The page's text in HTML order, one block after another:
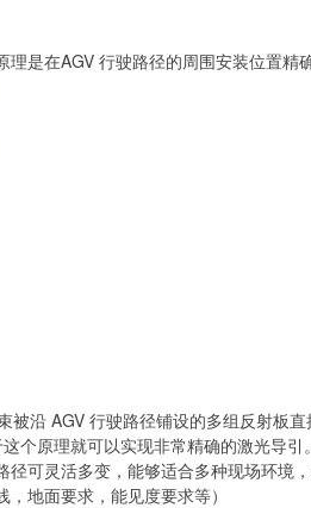
是在AGV 行驶路径的周围安装位置精
沿 AGV 行驶路径铺设的多组反射板
个原理就可以实现非常精确的激光导引。
可灵活多变，能够适合多种现场环境
地面要求，能见度要求等）